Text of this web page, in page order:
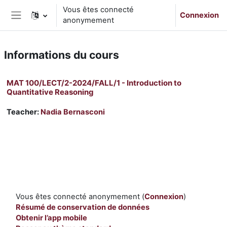
Passer au contenu principal
Panneau latéral
Vous êtes connecté
anonymement
Connexion
Informations du cours
MAT 100/LECT/2-2024/FALL/1 - Introduction to
Quantitative Reasoning
Teacher: Nadia Bernasconi
Vous êtes connecté anonymement (Connexion)
Résumé de conservation de données
Obtenir l’app mobile